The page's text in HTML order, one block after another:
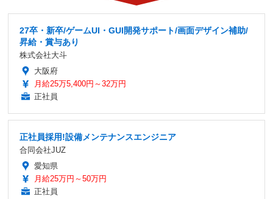
27卒・新卒/ゲームUI・GUI開発サポート/画面デザイン補助/
昇給・賞与あり
株式会社大斗
大阪府
月給25万5,400円～32万円
正社員
正社員採用!設備メンテナンスエンジニア
合同会社JUZ
愛知県
月給25万円～50万円
正社員